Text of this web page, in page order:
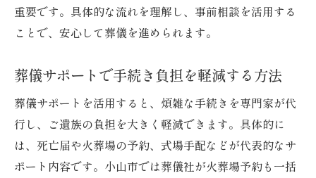
重要です。具体的な流れを理解し、事前相談を活用する
ことで、安心して葬儀を進められます。
葬儀サポートで手続き負担を軽減する方法
葬儀サポートを活用すると、煩雑な手続きを専門家が代
行し、ご遺族の負担を大きく軽減できます。具体的に
は、死亡届や火葬場の予約、式場手配などが代表的なサ
ポート内容です。小山市では葬儀社が火葬場予約も一括